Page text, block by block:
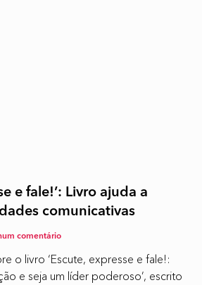
e fale!’: Livro ajuda a
comunicativas
comentário
o livro ‘Escute, expresse e fale!:
e seja um líder poderoso’, escrito